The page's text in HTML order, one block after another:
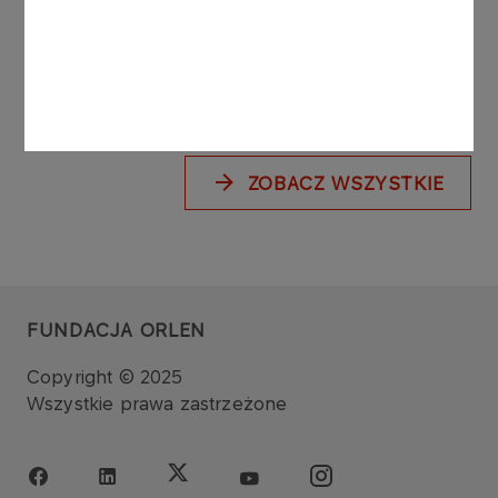
ZOBACZ WSZYSTKIE
FUNDACJA ORLEN
Copyright © 2025
Wszystkie prawa zastrzeżone